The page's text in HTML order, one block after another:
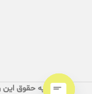
کلیه حقوق